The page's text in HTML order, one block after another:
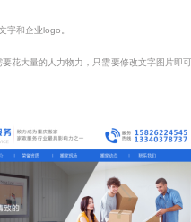
字和企业logo。
花大量的人力物力，只需要修改文字图片